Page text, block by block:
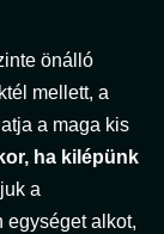
önálló
mellett, a
a maga kis
ha kilépünk
a
egységet alkot,